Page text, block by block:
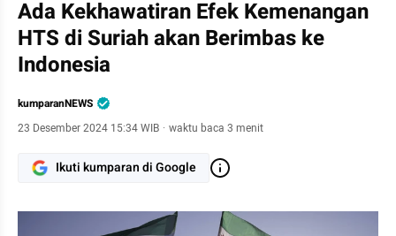
Ada Kekhawatiran Efek Kemenangan
HTS di Suriah akan Berimbas ke
Indonesia
kumparanNEWS
23 Desember 2024 15:34 WIB · waktu baca 3 menit
Ikuti kumparan di Google